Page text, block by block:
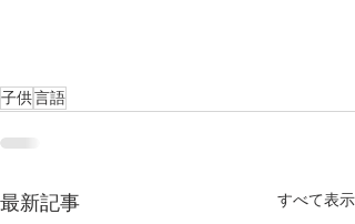
子供言語
最新記事 すべて表示